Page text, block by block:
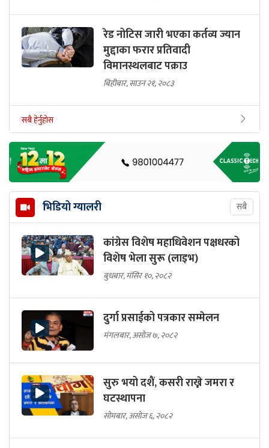
रेड नोटिस जारी भएका कर्तव्य ज्यान
मुद्दाका फरार प्रतिवादी
विमानस्थलबाट पक्राउ
बिहीबार, साउन २१, २०८३
सबै हेर्नुहोस
भिडियो ग्यालरी सबै
कांग्रेस विशेष महाधिवेशन पक्षधरको
विशेष भेला सुरू (लाइभ)
बुधबार, मंसिर १०, २०८२
दुर्गा प्रसाईको पत्रकार सम्मेलन
मंगलबार, असोज ७, २०८२
सुरु भयो दशैं, कसरी राख्ने जमरा र
घटस्थापना
सोमबार, असोज ६, २०८२